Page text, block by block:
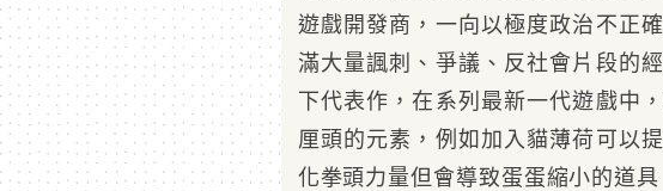
遊戲開發商，一向以極度政治不正
滿大量諷刺、爭議、反社會片段的
下代表作，在系列最新一代遊戲中
厘頭的元素，例如加入貓薄荷可以
化拳頭力量但會導致蛋蛋縮小的道